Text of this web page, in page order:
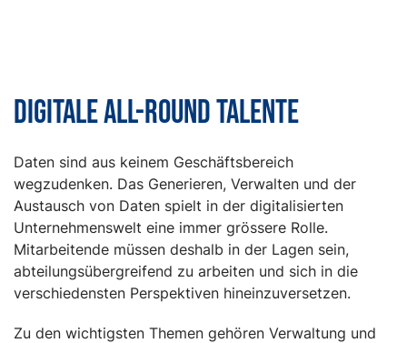
Digitale All-Round Talente
Daten sind aus keinem Geschäftsbereich
wegzudenken. Das Generieren, Verwalten und der
Austausch von Daten spielt in der digitalisierten
Unternehmenswelt eine immer grössere Rolle.
Mitarbeitende müssen deshalb in der Lagen sein,
abteilungsübergreifend zu arbeiten und sich in die
verschiedensten Perspektiven hineinzuversetzen.
Zu den wichtigsten Themen gehören Verwaltung und